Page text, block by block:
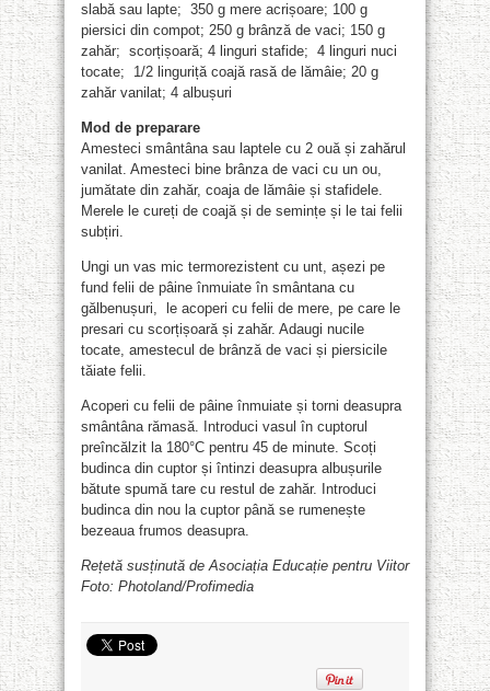
slabă sau lapte; 350 g mere acrișoare; 100 g
piersici din compot; 250 g brânză de vaci; 150 g
zahăr; scorțișoară; 4 linguri stafide; 4 linguri nuci
tocate; 1/2 linguriță coajă rasă de lămâie; 20 g
zahăr vanilat; 4 albușuri
Mod de preparare
Amesteci smântâna sau laptele cu 2 ouă și zahărul
vanilat. Amesteci bine brânza de vaci cu un ou,
jumătate din zahăr, coaja de lămâie și stafidele.
Merele le cureți de coajă și de semințe și le tai felii
subțiri.
Ungi un vas mic termorezistent cu unt, așezi pe
fund felii de pâine înmuiate în smântana cu
gălbenușuri, le acoperi cu felii de mere, pe care le
presari cu scorțișoară și zahăr. Adaugi nucile
tocate, amestecul de brânză de vaci și piersicile
tăiate felii.
Acoperi cu felii de pâine înmuiate și torni deasupra
smântâna rămasă. Introduci vasul în cuptorul
preîncălzit la 180°C pentru 45 de minute. Scoți
budinca din cuptor și întinzi deasupra albușurile
bătute spumă tare cu restul de zahăr. Introduci
budinca din nou la cuptor până se rumenește
bezeaua frumos deasupra.
Rețetă susținută de Asociația Educație pentru Viitor
Foto: Photoland/Profimedia